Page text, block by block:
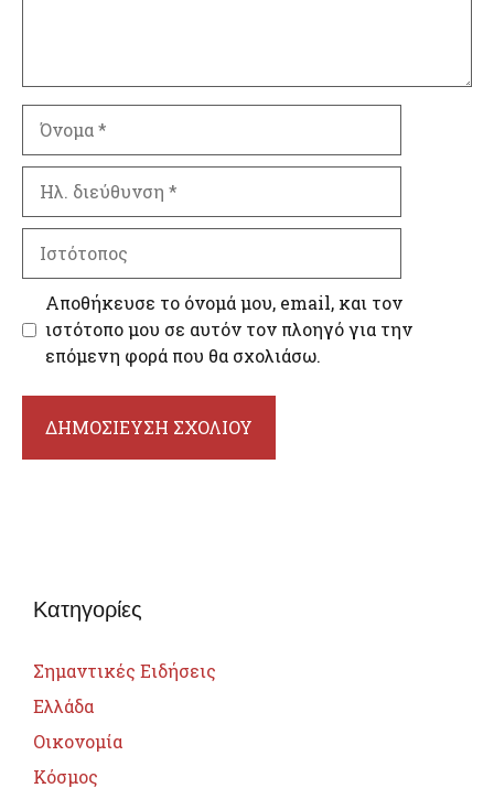
διεύθυνση
Αποθήκευσε το όνομά μου, email, και τον
ιστότοπο μου σε αυτόν τον πλοηγό για την
επόμενη φορά που θα σχολιάσω.
Κατηγορίες
Σημαντικές Ειδήσεις
Ελλάδα
Οικονομία
Κόσμος